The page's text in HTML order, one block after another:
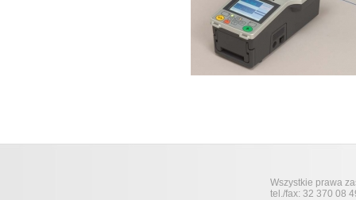
Wszystkie prawa
tel./fax: 32 370